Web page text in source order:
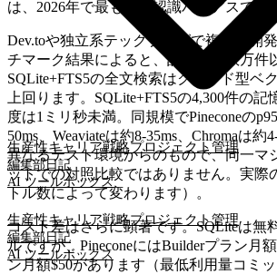
生産性キャリア戦略プロジェクト管理
編集部日記
AI ツールボックス
生産性キャリア戦略プロジェクト管理
編集部日記
AI ツールボックス
は、2026年で最も多い認識バイアスです。
Dev.toや独立系テックブログで複数の開
チマーク結果によると、記憶量が数万件
SQLite+FTS5の全文検索はクラウド型ベ
上回ります。SQLite+FTS5の4,300件の記
度は1ミリ秒未満。同規模でPineconeの
50ms、Weaviateは約8-35ms、Chromaは約
異なるテスト環境からのもので、同一マ
ットでの対照比較ではありません。実際
トル数によって変わります）。
コスト差はさらに顕著です。SQLiteは無
ルですが、PineconeにはBuilderプラン月額
ン月額$50があります（最低利用量コミッ